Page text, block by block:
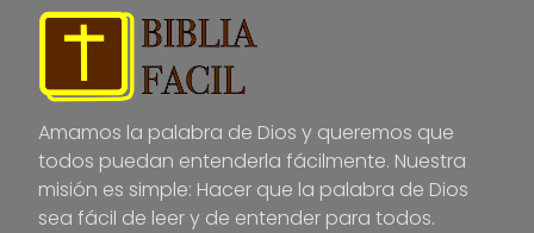
Amamos la palabra de Dios y queremos que
todos puedan entenderla fácilmente. Nuestra
misión es simple: Hacer que la palabra de Dios
sea fácil de leer y de entender para todos.